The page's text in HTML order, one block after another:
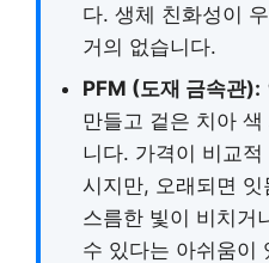
다. 생체 친화성이
거의 없습니다.
PFM (도재 금속관):
만들고 겉은 치아
니다. 가격이 비교
시지만, 오래되면
스름한 빛이 비치거
수 있다는 아쉬움이